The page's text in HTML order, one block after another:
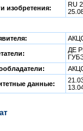
изобретения:
RU
ДЕ
данные: